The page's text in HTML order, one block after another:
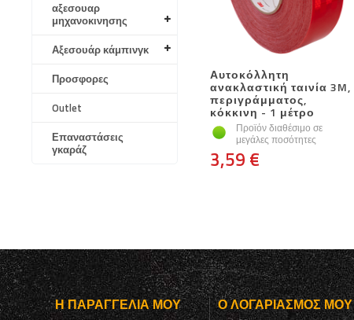
αξεσουαρ
μηχανοκινησης
Αξεσουάρ κάμπινγκ
Προσφορες
Outlet
Επαναστάσεις
γκαράζ
Αυτοκόλλητη
ανακλαστική ταινία 3M,
περιγράμματος,
κόκκινη - 1 μέτρο
Προϊόν διαθέσιμο σε
μεγάλες ποσότητες
3,59 €
Η ΠΑΡΑΓΓΕΛΊΑ ΜΟΥ Ο ΛΟΓΑΡΙΑΣΜΌΣ ΜΟΥ